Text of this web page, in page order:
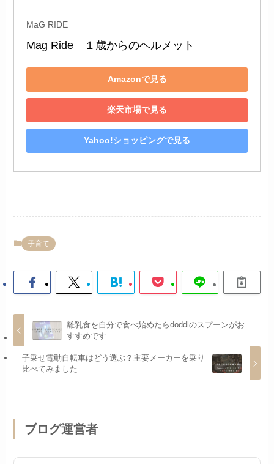
MaG RIDE
Mag Ride　１歳からのヘルメット
Amazonで見る
楽天市場で見る
Yahoo!ショッピングで見る
子育て
離乳食を自分で食べ始めたらdoddlのスプーンがお
すすめです
子乗せ電動自転車はどう選ぶ？主要メーカーを乗り
比べてみました
ブログ運営者